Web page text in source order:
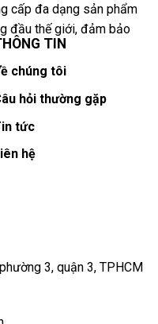
cấp đa dạng sản phẩm
đầu thế giới, đảm bảo
TIN
chúng tôi
hỏi thường gặp
tức
hệ
3, quận 3, TPHCM